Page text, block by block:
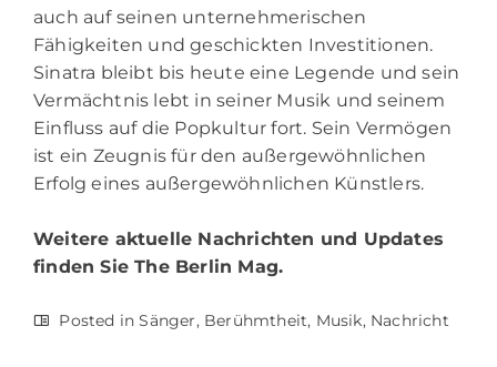
auch auf seinen unternehmerischen
Fähigkeiten und geschickten Investitionen.
Sinatra bleibt bis heute eine Legende und sein
Vermächtnis lebt in seiner Musik und seinem
Einfluss auf die Popkultur fort. Sein Vermögen
ist ein Zeugnis für den außergewöhnlichen
Erfolg eines außergewöhnlichen Künstlers.
Weitere aktuelle Nachrichten und Updates
finden SieThe Berlin Mag.
Posted inSänger, Berühmtheit, Musik, Nachricht